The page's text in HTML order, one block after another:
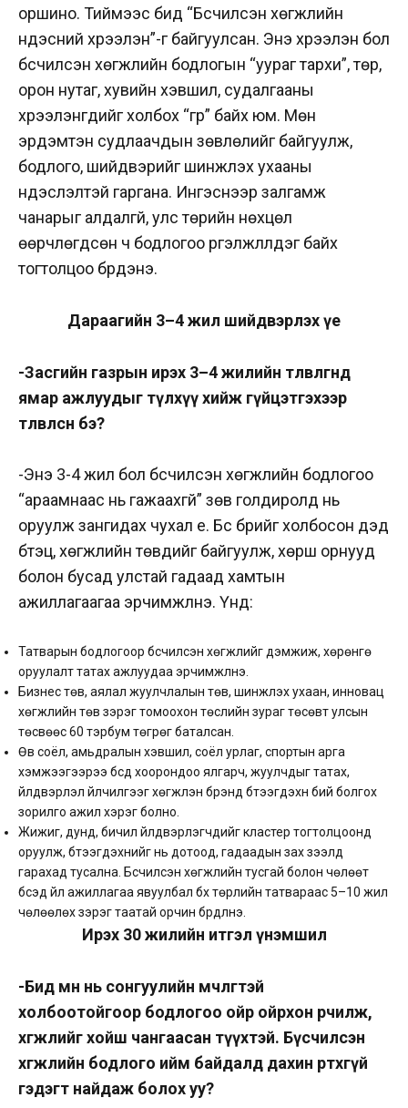
оршино. Тиймээс бид “Бүсчилсэн хөгжлийн
үндэсний хүрээлэн”-г байгуулсан. Энэ хүрээлэн бол
бүсчилсэн хөгжлийн бодлогын “уураг тархи”, төр,
орон нутаг, хувийн хэвшил, судалгааны
хүрээлэнгүүдийг холбох “гүүр” байх юм. Мөн
эрдэмтэн судлаачдын зөвлөлийг байгуулж,
бодлого, шийдвэрийг шинжлэх ухааны
үндэслэлтэй гаргана. Ингэснээр залгамж
чанарыг алдалгүй, улс төрийн нөхцөл
өөрчлөгдсөн ч бодлогоо үргэлжлүүлдэг байх
тогтолцоо бүрдэнэ.
Дараагийн 3–4 жил шийдвэрлэх үе
-Засгийн газрын ирэх 3–4 жилийн төлөвлөгөөнд
ямар ажлуудыг түлхүү хийж гүйцэтгэхээр
төлөвлөсөн бэ?
-Энэ 3-4 жил бол бүсчилсэн хөгжлийн бодлогоо
“араамнаас нь гажаахгүй” зөв голдиролд нь
оруулж зангидах чухал үе. Бүс бүрийг холбосон дэд
бүтэц, хөгжлийн төвүүдийг байгуулж, хөрш орнууд
болон бусад улстай гадаад хамтын
ажиллагаагаа эрчимжүүлнэ. Үүнд:
Татварын бодлогоор бүсчилсэн хөгжлийг дэмжиж, хөрөнгө
оруулалт татах ажлуудаа эрчимжүүлнэ.
Бизнес төв, аялал жуулчлалын төв, шинжлэх ухаан, инновац
хөгжлийн төв зэрэг томоохон төслийн зураг төсөвт улсын
төсвөөс 60 тэрбум төгрөг баталсан.
Өв соёл, амьдралын хэвшил, соёл урлаг, спортын арга
хэмжээгээрээ бүсүүд хоорондоо ялгарч, жуулчдыг татах,
үйлдвэрлэл үйлчилгээг хөгжүүлэн брэнд бүтээгдэхүүн бий болгох
зорилго ажил хэрэг болно.
Жижиг, дунд, бичил үйлдвэрлэгчдийг кластер тогтолцоонд
оруулж, бүтээгдэхүүнийг нь дотоод, гадаадын зах зээлд
гарахад тусална. Бүсчилсэн хөгжлийн тусгай болон чөлөөт
бүсэд үйл ажиллагаа явуулбал бүх төрлийн татвараас 5–10 жил
чөлөөлөх зэрэг таатай орчин бүрдүүлнэ.
Ирэх 30 жилийн итгэл үнэмшил
-Бид өмнө нь сонгуулийн мөчлөгтэй
холбоотойгоор бодлогоо ойр ойрхон өөрчилж,
хөгжлийг хойш чангаасан түүхтэй. Бүсчилсэн
хөгжлийн бодлого ийм байдалд дахин өртөхгүй
гэдэгт найдаж болох уу?